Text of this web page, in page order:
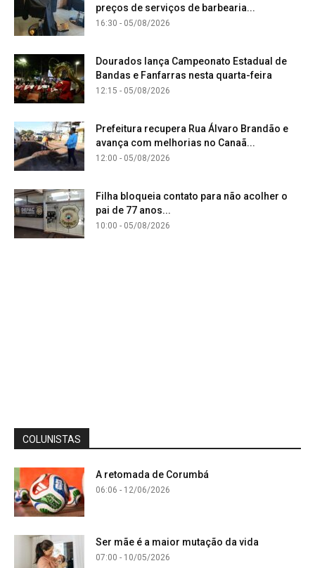
preços de serviços de barbearia...
16:30 - 05/08/2026
Dourados lança Campeonato Estadual de
Bandas e Fanfarras nesta quarta-feira
12:15 - 05/08/2026
Prefeitura recupera Rua Álvaro Brandão e
avança com melhorias no Canaã...
12:00 - 05/08/2026
Filha bloqueia contato para não acolher o
pai de 77 anos...
10:00 - 05/08/2026
COLUNISTAS
A retomada de Corumbá
06:06 - 12/06/2026
Ser mãe é a maior mutação da vida
07:00 - 10/05/2026